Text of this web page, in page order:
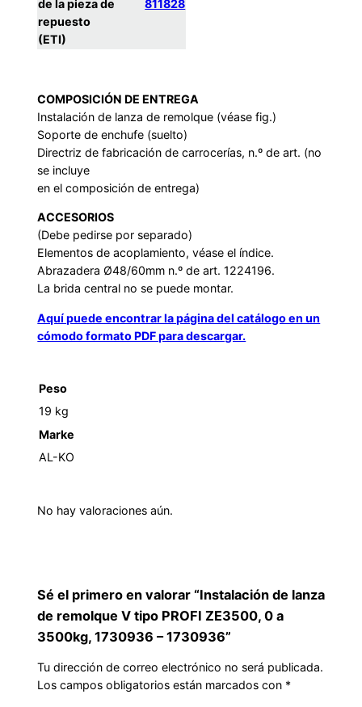
de la pieza de
repuesto
(ETI)
811828
COMPOSICIÓN DE ENTREGA
Instalación de lanza de remolque (véase fig.)
Soporte de enchufe (suelto)
Directriz de fabricación de carrocerías, n.º de art. (no
se incluye
en el composición de entrega)
ACCESORIOS
(Debe pedirse por separado)
Elementos de acoplamiento, véase el índice.
Abrazadera Ø48/60mm n.º de art. 1224196.
La brida central no se puede montar.
Aquí puede encontrar la página del catálogo en un
cómodo formato PDF para descargar.
Peso
19 kg
Marke
AL-KO
No hay valoraciones aún.
Sé el primero en valorar “Instalación de lanza
de remolque V tipo PROFI ZE3500, 0 a
3500kg, 1730936 – 1730936”
Tu dirección de correo electrónico no será publicada.
Los campos obligatorios están marcados con *